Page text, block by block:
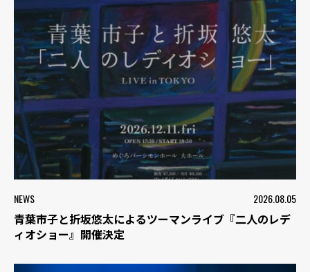
NEWS 2026.08.05
青葉市子と折坂悠太によるツーマンライブ『二人のレデ
ィオショー』開催決定